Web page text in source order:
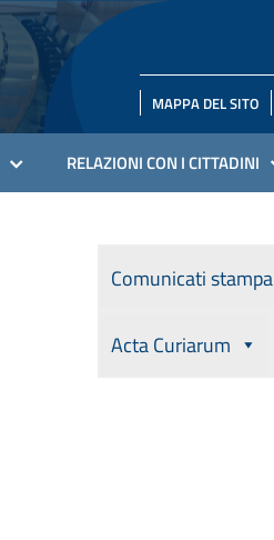
MAPPA DEL SITO
RELAZIONI CON I CITTADINI
Comunicati stampa
Acta Curiarum